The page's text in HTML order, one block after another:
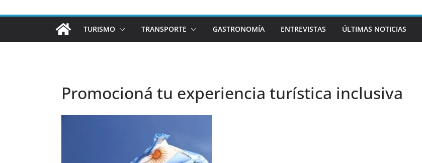
TURISMO TRANSPORTE GASTRONOMÍA ENTREVISTAS ÚLTIMAS NOTICIAS
Promocioná tu experiencia turística inclusiva